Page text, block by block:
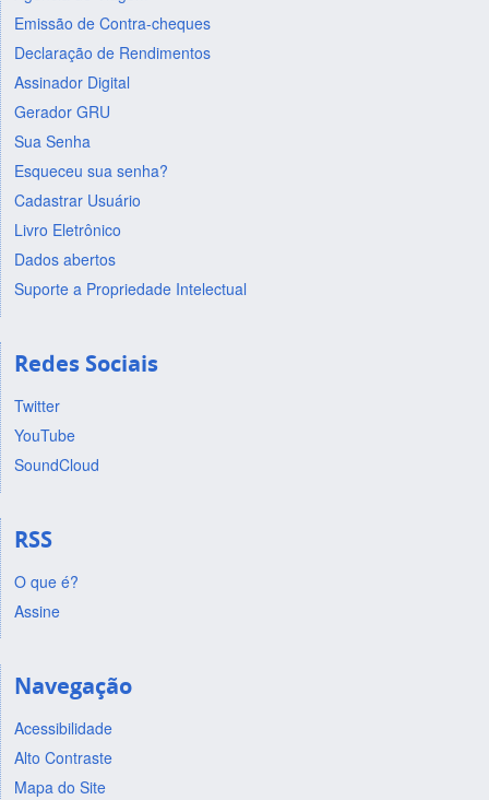
Emissão de Contra-cheques
Declaração de Rendimentos
Assinador Digital
Gerador GRU
Sua Senha
Esqueceu sua senha?
Cadastrar Usuário
Livro Eletrônico
Dados abertos
Suporte a Propriedade Intelectual
Redes Sociais
Twitter
YouTube
SoundCloud
RSS
O que é?
Assine
Navegação
Acessibilidade
Alto Contraste
Mapa do Site